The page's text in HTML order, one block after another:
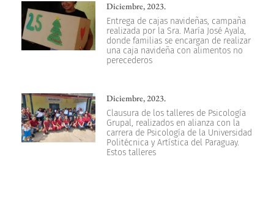
Diciembre, 2023.
Entrega de cajas navideñas, campaña
realizada por la Sra. María José Ayala,
donde familias se encargan de realizar
una caja navideña con alimentos no
perecederos
Diciembre, 2023.
Clausura de los talleres de Psicología
Grupal, realizados en alianza con la
carrera de Psicología de la Universidad
Politécnica y Artística del Paraguay.
Estos talleres